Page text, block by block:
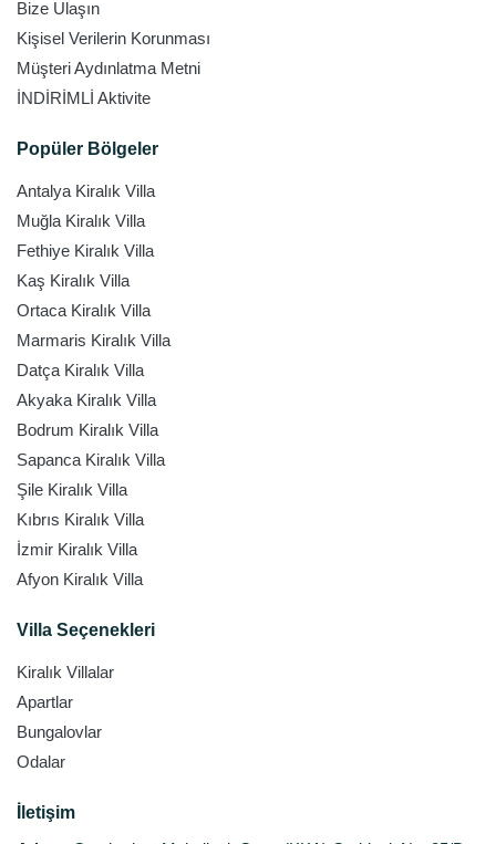
Bize Ulaşın
Kişisel Verilerin Korunması
Müşteri Aydınlatma Metni
İNDİRİMLİ Aktivite
Popüler Bölgeler
Antalya Kiralık Villa
Muğla Kiralık Villa
Fethiye Kiralık Villa
Kaş Kiralık Villa
Ortaca Kiralık Villa
Marmaris Kiralık Villa
Datça Kiralık Villa
Akyaka Kiralık Villa
Bodrum Kiralık Villa
Sapanca Kiralık Villa
Şile Kiralık Villa
Kıbrıs Kiralık Villa
İzmir Kiralık Villa
Afyon Kiralık Villa
Villa Seçenekleri
Kiralık Villalar
Apartlar
Bungalovlar
Odalar
İletişim